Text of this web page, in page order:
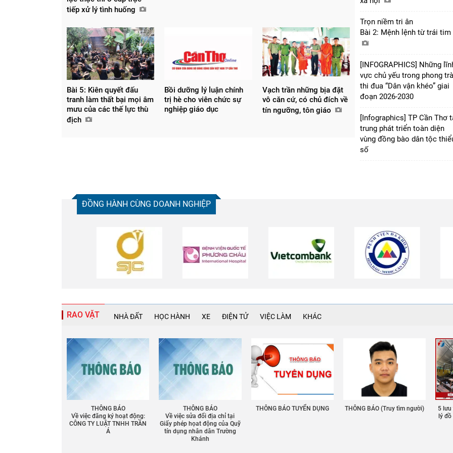
tiếp xử lý tình huống
Bài 5: Kiên quyết đấu
tranh làm thất bại mọi âm
mưu của các thế lực thù
địch
Bồi dưỡng lý luận chính
trị hè cho viên chức sự
nghiệp giáo dục
Vạch trần những bịa đặt
vô căn cứ, có chủ đích về
tín ngưỡng, tôn giáo
Trọn niềm tri ân
Bài 2: Mệnh lệnh từ trái tim
[INFOGRAPHICS] Những
vực chủ yếu trong phong
thi đua “Dân vận khéo” giai
đoạn 2026-2030
[Infographics] TP Cần Thơ
trung phát triển toàn diện
vùng đồng bào dân tộc
số
ĐỒNG HÀNH CÙNG DOANH NGHIỆP
RAO VẶT NHÀ ĐẤT HỌC HÀNH XE ĐIỆN TỬ VIỆC LÀM KHÁC
THÔNG BÁO
Về việc đăng ký hoạt động:
CÔNG TY LUẬT TNHH TRẦN
Á
THÔNG BÁO
Về việc sửa đổi địa chỉ tại
Giấy phép họat động của Quỹ
tín dụng nhân dân Trường
Khánh
THÔNG BÁO TUYỂN DỤNG THÔNG BÁO (Truy tìm người)
5 lưu
lý